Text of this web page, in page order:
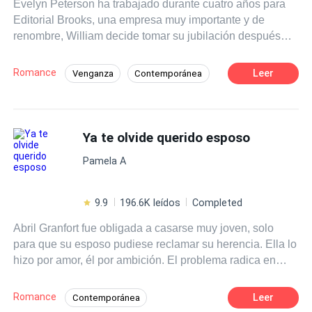
él hará hasta lo imposible para mantenerla cautiva, presa
de su soberbia y posesivo amor.
Evelyn Peterson ha trabajado durante cuatro años para
Editorial Brooks, una empresa muy importante y de
renombre, William decide tomar su jubilación después
planes, Jack Brooks, el hijo menor de William, regresa a
la ciudad para tomar el lugar de su padre, pero detrás de
de guerra dentro de la editorial, pero, cuando menos lo
piensan, cruzan esa línea jefe-empleada, llevándolos a
situaciones que se salen de sus manos al mismo tiempo
registrada bajo derechos de autor Código de registro:
Romance Venganza Contemporánea
Relación en la Oficina
Leer
Ya te olvide querido esposo
Pamela A
9.9 196.6K leídos Completed
Abril Granfort fue obligada a casarse muy joven, solo
para que su esposo pudiese reclamar su herencia. Ella lo
hizo por amor, él por ambición. El problema radica en
lugar de morir de amor, resurgen de las cenizas, y se
vuelve toda una mujer que, al regreso de Dante, captura
Romance Contemporánea Leer